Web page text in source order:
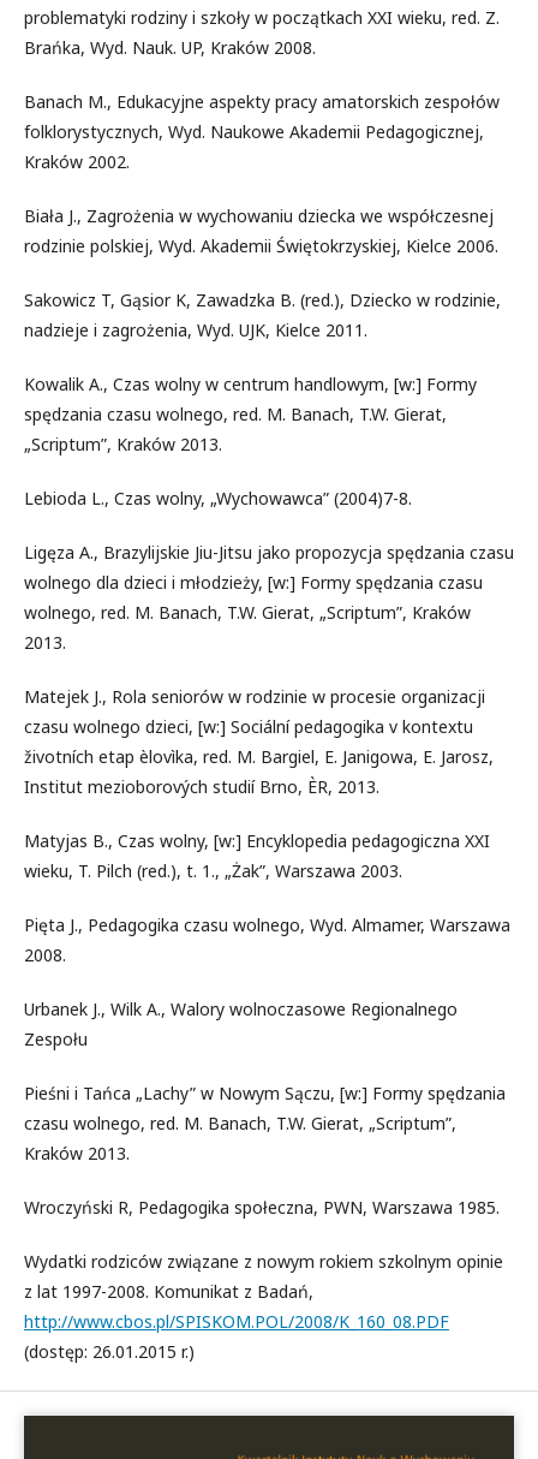
problematyki rodziny i szkoły w początkach XXI wieku, red. Z.
Brańka, Wyd. Nauk. UP, Kraków 2008.
Banach M., Edukacyjne aspekty pracy amatorskich zespołów
folklorystycznych, Wyd. Naukowe Akademii Pedagogicznej,
Kraków 2002.
Biała J., Zagrożenia w wychowaniu dziecka we współczesnej
rodzinie polskiej, Wyd. Akademii Świętokrzyskiej, Kielce 2006.
Sakowicz T, Gąsior K, Zawadzka B. (red.), Dziecko w rodzinie,
nadzieje i zagrożenia, Wyd. UJK, Kielce 2011.
Kowalik A., Czas wolny w centrum handlowym, [w:] Formy
spędzania czasu wolnego, red. M. Banach, T.W. Gierat,
„Scriptum”, Kraków 2013.
Lebioda L., Czas wolny, „Wychowawca” (2004)7-8.
Ligęza A., Brazylijskie Jiu-Jitsu jako propozycja spędzania czasu
wolnego dla dzieci i młodzieży, [w:] Formy spędzania czasu
wolnego, red. M. Banach, T.W. Gierat, „Scriptum”, Kraków
2013.
Matejek J., Rola seniorów w rodzinie w procesie organizacji
czasu wolnego dzieci, [w:] Sociální pedagogika v kontextu
životních etap èlovìka, red. M. Bargiel, E. Janigowa, E. Jarosz,
Institut mezioborových studií Brno, ÈR, 2013.
Matyjas B., Czas wolny, [w:] Encyklopedia pedagogiczna XXI
wieku, T. Pilch (red.), t. 1., „Żak”, Warszawa 2003.
Pięta J., Pedagogika czasu wolnego, Wyd. Almamer, Warszawa
2008.
Urbanek J., Wilk A., Walory wolnoczasowe Regionalnego
Zespołu
Pieśni i Tańca „Lachy” w Nowym Sączu, [w:] Formy spędzania
czasu wolnego, red. M. Banach, T.W. Gierat, „Scriptum”,
Kraków 2013.
Wroczyński R, Pedagogika społeczna, PWN, Warszawa 1985.
Wydatki rodziców związane z nowym rokiem szkolnym opinie
z lat 1997-2008. Komunikat z Badań,
http://www.cbos.pl/SPISKOM.POL/2008/K_160_08.PDF
(dostęp: 26.01.2015 r.)